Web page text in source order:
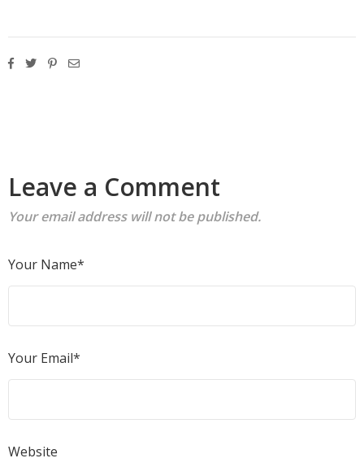
Leave a Comment
Your email address will not be published.
Your Name*
Your Email*
Website